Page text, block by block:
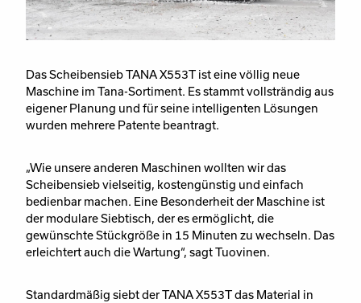
Das Scheibensieb TANA X553T ist eine völlig neue
Maschine im Tana-Sortiment. Es stammt vollsträndig aus
eigener Planung und für seine intelligenten Lösungen
wurden mehrere Patente beantragt.
„Wie unsere anderen Maschinen wollten wir das
Scheibensieb vielseitig, kostengünstig und einfach
bedienbar machen. Eine Besonderheit der Maschine ist
der modulare Siebtisch, der es ermöglicht, die
gewünschte Stückgröße in 15 Minuten zu wechseln. Das
erleichtert auch die Wartung“, sagt Tuovinen.
Standardmäßig siebt der TANA X553T das Material in